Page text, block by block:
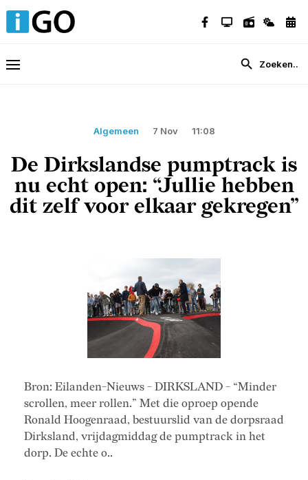
Algemeen 7 Nov 11:08
De Dirkslandse pumptrack is
nu echt open: “Jullie hebben
dit zelf voor elkaar gekregen”
Bron: Eilanden-Nieuws - DIRKSLAND - “Minder
scrollen, meer rollen.” Met die oproep opende
Ronald Hoogenraad, bestuurslid van de dorpsraad
Dirksland, vrijdagmiddag de pumptrack in het
dorp. De echte o..